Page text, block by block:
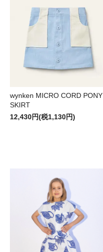
wynken MICRO CORD PONY
SKIRT
12,430円(税1,130円)